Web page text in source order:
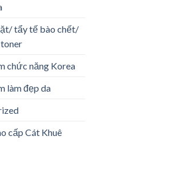
tẩy tế bào chết/
chức năng Korea
làm đẹp da
cấp Cát Khuê